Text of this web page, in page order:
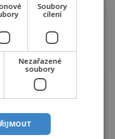
Soubory
cílení
Nezařazené
soubory